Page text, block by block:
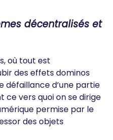
décentralisés et
où tout est
des effets dominos
défaillance d’une partie
ce vers quoi on se dirige
permise par le
des objets